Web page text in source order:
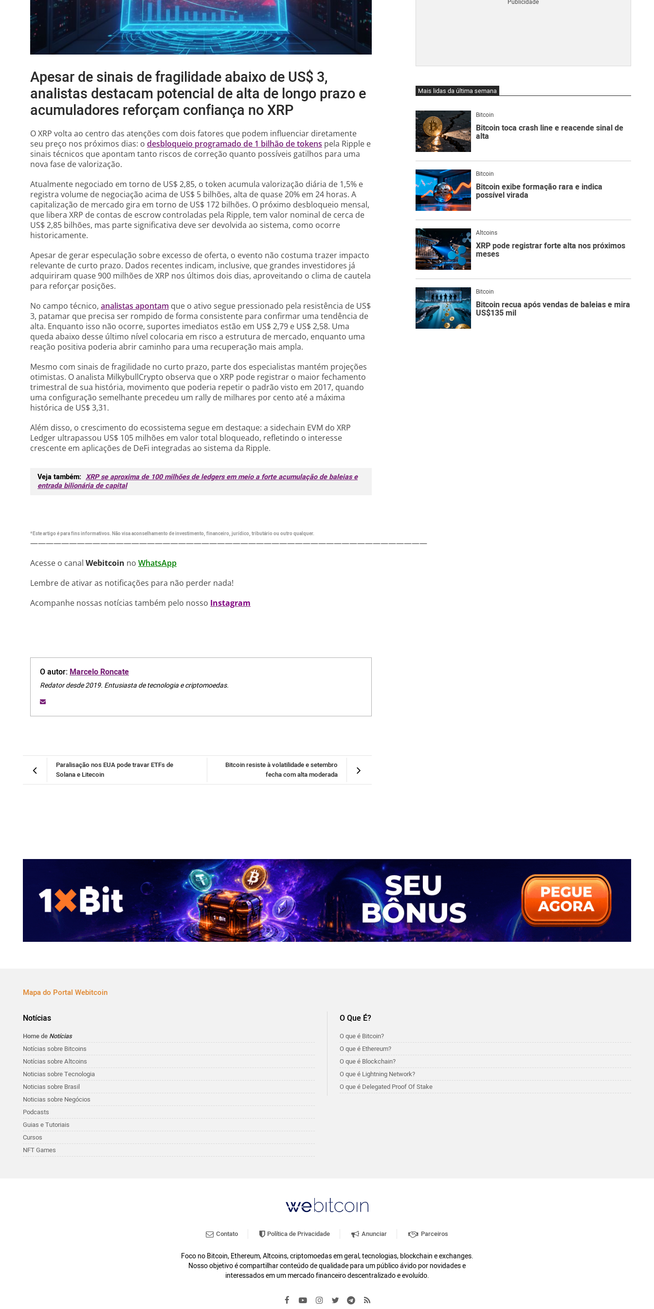
Apesar de sinais de fragilidade abaixo de US$ 3,
analistas destacam potencial de alta de longo prazo e
acumuladores reforçam confiança no XRP
O XRP volta ao centro das atenções com dois fatores que podem influenciar diretamente
seu preço nos próximos dias: o desbloqueio programado de 1 bilhão de tokens pela Ripple e
sinais técnicos que apontam tanto riscos de correção quanto possíveis gatilhos para uma
nova fase de valorização.
Atualmente negociado em torno de US$ 2,85, o token acumula valorização diária de 1,5% e
registra volume de negociação acima de US$ 5 bilhões, alta de quase 20% em 24 horas. A
capitalização de mercado gira em torno de US$ 172 bilhões. O próximo desbloqueio mensal,
que libera XRP de contas de escrow controladas pela Ripple, tem valor nominal de cerca de
US$ 2,85 bilhões, mas parte significativa deve ser devolvida ao sistema, como ocorre
historicamente.
Apesar de gerar especulação sobre excesso de oferta, o evento não costuma trazer impacto
relevante de curto prazo. Dados recentes indicam, inclusive, que grandes investidores já
adquiriram quase 900 milhões de XRP nos últimos dois dias, aproveitando o clima de cautela
para reforçar posições.
No campo técnico, analistas apontam que o ativo segue pressionado pela resistência de US$
3, patamar que precisa ser rompido de forma consistente para confirmar uma tendência de
alta. Enquanto isso não ocorre, suportes imediatos estão em US$ 2,79 e US$ 2,58. Uma
queda abaixo desse último nível colocaria em risco a estrutura de mercado, enquanto uma
reação positiva poderia abrir caminho para uma recuperação mais ampla.
Mesmo com sinais de fragilidade no curto prazo, parte dos especialistas mantém projeções
otimistas. O analista MilkybullCrypto observa que o XRP pode registrar o maior fechamento
trimestral de sua história, movimento que poderia repetir o padrão visto em 2017, quando
uma configuração semelhante precedeu um rally de milhares por cento até a máxima
histórica de US$ 3,31.
Além disso, o crescimento do ecossistema segue em destaque: a sidechain EVM do XRP
Ledger ultrapassou US$ 105 milhões em valor total bloqueado, refletindo o interesse
crescente em aplicações de DeFi integradas ao sistema da Ripple.
Veja também: XRP se aproxima de 100 milhões de ledgers em meio a forte acumulação de baleias e
entrada bilionária de capital
*Este artigo é para fins informativos. Não visa aconselhamento de investimento, financeiro, jurídico, tributário ou outro qualquer.
———————————————————————————————————————————————————
Acesse o canal Webitcoin no WhatsApp
Lembre de ativar as notificações para não perder nada!
Acompanhe nossas notícias também pelo nosso Instagram
O autor:Marcelo Roncate
Redator desde 2019. Entusiasta de tecnologia e criptomoedas.
Bitcoin resiste à volatilidade e setembro
fecha com alta moderada
Paralisação nos EUA pode travar ETFs de
Solana e Litecoin
Mais lidas da última semana
Bitcoin
Bitcoin toca crash line e reacende sinal de
alta
Bitcoin
Bitcoin exibe formação rara e indica
possível virada
Altcoins
XRP pode registrar forte alta nos próximos
meses
Bitcoin
Bitcoin recua após vendas de baleias e mira
US$135 mil
Mapa do Portal Webitcoin
Notícias
Home de Notícias
Notícias sobre Bitcoins
Notícias sobre Altcoins
Noticias sobre Tecnologia
Noticias sobre Brasil
Noticias sobre Negócios
Podcasts
Guias e Tutoriais
Cursos
NFT Games
O Que É?
O que é Bitcoin?
O que é Ethereum?
O que é Blockchain?
O que é Lightning Network?
O que é Delegated Proof Of Stake
Contato Política de Privacidade Anunciar Parceiros
Foco no Bitcoin, Ethereum, Altcoins, criptomoedas em geral, tecnologias, blockchain e exchanges.
Nosso objetivo é compartilhar conteúdo de qualidade para um público ávido por novidades e
interessados em um mercado financeiro descentralizado e evoluído.